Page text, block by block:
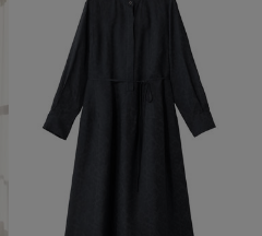
the Loop
公式アプリ